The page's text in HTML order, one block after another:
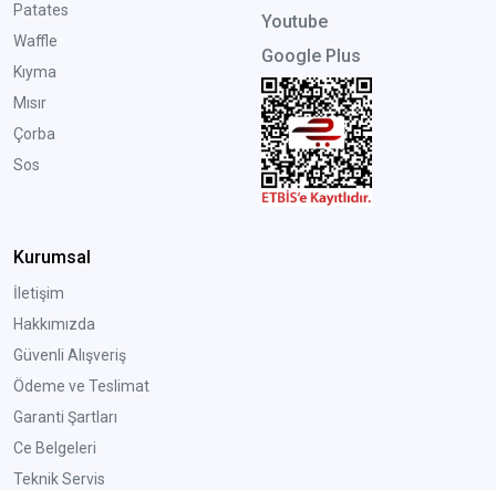
Patates
Waffle
Kıyma
Mısır
Çorba
Sos
Youtube
Google Plus
Kurumsal
İletişim
Hakkımızda
Güvenli Alışveriş
Ödeme ve Teslimat
Garanti Şartları
Ce Belgeleri
Teknik Servis